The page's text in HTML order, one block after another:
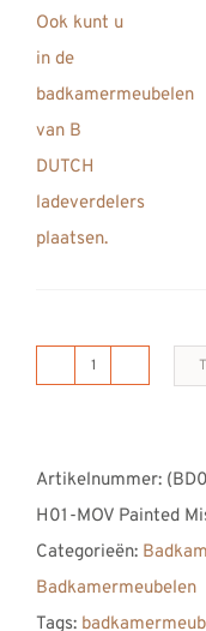
B
800,
80
cm,
Artikelnummer:
H01-MOV Painted
Categorieën:
Badkamermeubelen
Tags: